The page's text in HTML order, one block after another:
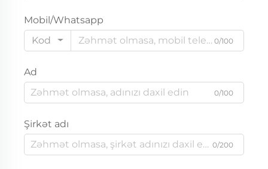
Mobil/Whatsapp
Kod
0/100
Ad
0/100
Şirkət adı
0/200